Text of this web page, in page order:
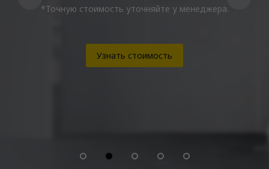
*Точную стоимость уточняйте у менеджера.
Узнать стоимость